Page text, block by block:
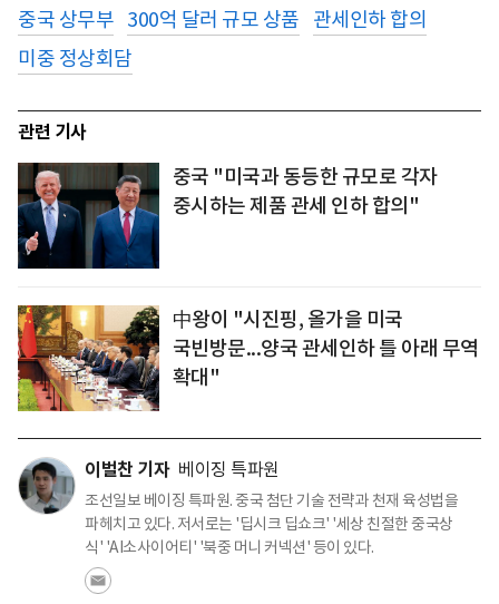
중국 상무부 300억 달러 규모 상품
관세인하 합의
미중 정상회담
관련 기사
중국 "미국과 동등한 규모로 각자
중시하는 제품 관세 인하 합의"
中왕이 "시진핑, 올가을 미국
국빈방문...양국 관세인하 틀 아래 무역
확대"
이벌찬 기자 베이징 특파원
조선일보 베이징 특파원. 중국 첨단 기술 전략과 천재 육성법을
파헤치고 있다. 저서로는 '딥시크 딥쇼크' '세상 친절한 중국상
식' 'AI소사이어티' '북중 머니 커넥션' 등이 있다.